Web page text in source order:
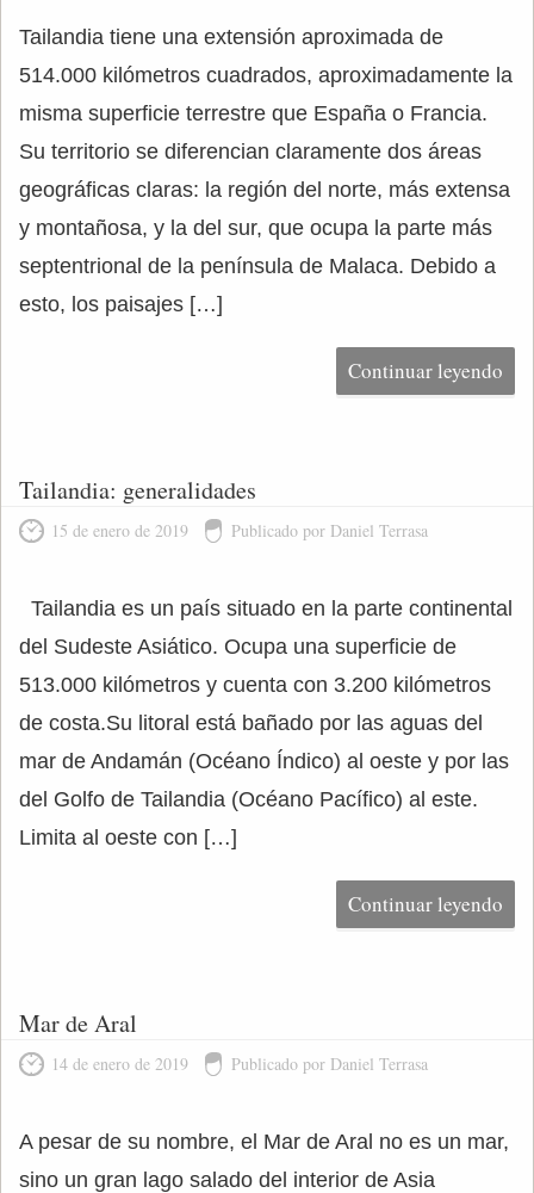
Tailandia tiene una extensión aproximada de
514.000 kilómetros cuadrados, aproximadamente la
misma superficie terrestre que España o Francia.
Su territorio se diferencian claramente dos áreas
geográficas claras: la región del norte, más extensa
y montañosa, y la del sur, que ocupa la parte más
septentrional de la península de Malaca. Debido a
esto, los paisajes […]
Continuar leyendo
Tailandia: generalidades
15 de enero de 2019 Publicado por Daniel Terrasa
Tailandia es un país situado en la parte continental
del Sudeste Asiático. Ocupa una superficie de
513.000 kilómetros y cuenta con 3.200 kilómetros
de costa.Su litoral está bañado por las aguas del
mar de Andamán (Océano Índico) al oeste y por las
del Golfo de Tailandia (Océano Pacífico) al este.
Limita al oeste con […]
Continuar leyendo
Mar de Aral
14 de enero de 2019 Publicado por Daniel Terrasa
A pesar de su nombre, el Mar de Aral no es un mar,
sino un gran lago salado del interior de Asia